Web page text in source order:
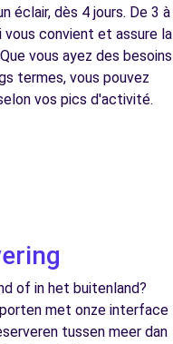
éclair, dès 4 jours. De 3 à
vous convient et assure la
vous ayez des besoins
termes, vous pouvez
vos pics d'activité.
of in het buitenland?
met onze interface
tussen meer dan